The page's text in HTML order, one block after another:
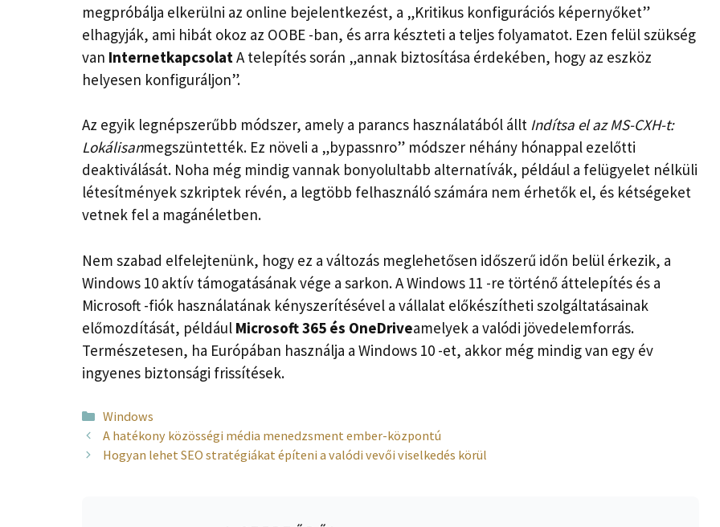
megpróbálja elkerülni az online bejelentkezést, a „Kritikus konfigurációs képernyőket”
elhagyják, ami hibát okoz az OOBE -ban, és arra készteti a teljes folyamatot. Ezen felül szükség
van Internetkapcsolat A telepítés során „annak biztosítása érdekében, hogy az eszköz
helyesen konfiguráljon”.
Az egyik legnépszerűbb módszer, amely a parancs használatából állt Indítsa el az MS-CXH-t:
Lokálisanmegszüntették. Ez növeli a „bypassnro” módszer néhány hónappal ezelőtti
deaktiválását. Noha még mindig vannak bonyolultabb alternatívák, például a felügyelet nélküli
létesítmények szkriptek révén, a legtöbb felhasználó számára nem érhetők el, és kétségeket
vetnek fel a magánéletben.
Nem szabad elfelejtenünk, hogy ez a változás meglehetősen időszerű időn belül érkezik, a
Windows 10 aktív támogatásának vége a sarkon. A Windows 11 -re történő áttelepítés és a
Microsoft -fiók használatának kényszerítésével a vállalat előkészítheti szolgáltatásainak
előmozdítását, például Microsoft 365 és OneDriveamelyek a valódi jövedelemforrás.
Természetesen, ha Európában használja a Windows 10 -et, akkor még mindig van egy év
ingyenes biztonsági frissítések.
Kategória
Windows
A hatékony közösségi média menedzsment ember-központú
Hogyan lehet SEO stratégiákat építeni a valódi vevői viselkedés körül